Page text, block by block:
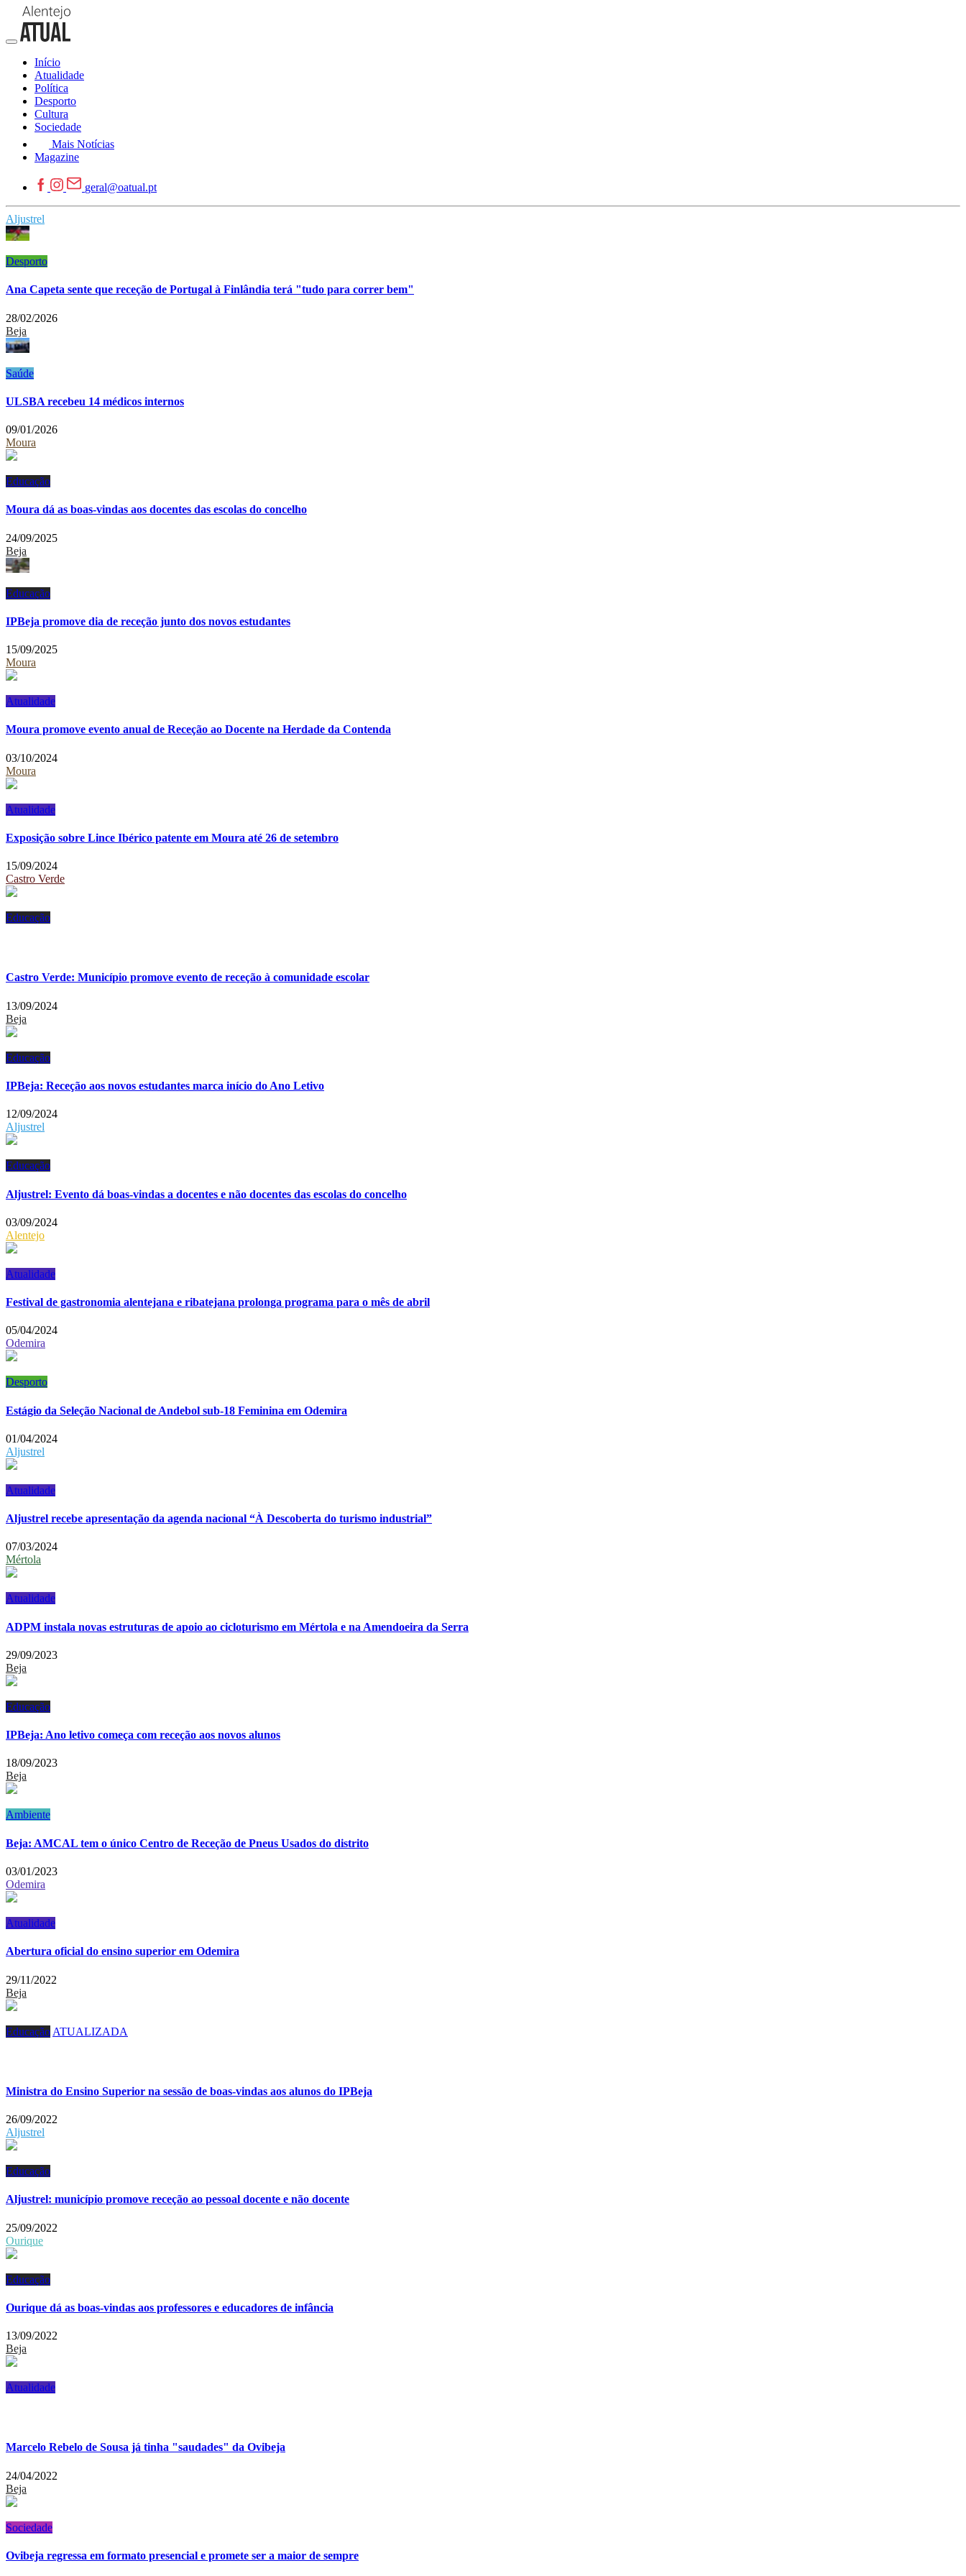
Início
Atualidade
Política
Desporto
Cultura
Sociedade
Mais Notícias
Magazine
geral@oatual.pt
Aljustrel
Desporto
Ana Capeta sente que receção de Portugal à Finlândia terá "tudo para correr bem"
28/02/2026
Beja
Saúde
ULSBA recebeu 14 médicos internos
09/01/2026
Moura
Educação
Moura dá as boas-vindas aos docentes das escolas do concelho
24/09/2025
Beja
Educação
IPBeja promove dia de receção junto dos novos estudantes
15/09/2025
Moura
Atualidade
Moura promove evento anual de Receção ao Docente na Herdade da Contenda
03/10/2024
Moura
Atualidade
Exposição sobre Lince Ibérico patente em Moura até 26 de setembro
15/09/2024
Castro Verde
Educação
Castro Verde: Município promove evento de receção à comunidade escolar
13/09/2024
Beja
Educação
IPBeja: Receção aos novos estudantes marca início do Ano Letivo
12/09/2024
Aljustrel
Educação
Aljustrel: Evento dá boas-vindas a docentes e não docentes das escolas do concelho
03/09/2024
Alentejo
Atualidade
Festival de gastronomia alentejana e ribatejana prolonga programa para o mês de abril
05/04/2024
Odemira
Desporto
Estágio da Seleção Nacional de Andebol sub-18 Feminina em Odemira
01/04/2024
Aljustrel
Atualidade
Aljustrel recebe apresentação da agenda nacional “À Descoberta do turismo industrial”
07/03/2024
Mértola
Atualidade
ADPM instala novas estruturas de apoio ao cicloturismo em Mértola e na Amendoeira da Serra
29/09/2023
Beja
Educação
IPBeja: Ano letivo começa com receção aos novos alunos
18/09/2023
Beja
Ambiente
Beja: AMCAL tem o único Centro de Receção de Pneus Usados do distrito
03/01/2023
Odemira
Atualidade
Abertura oficial do ensino superior em Odemira
29/11/2022
Beja
Educação ATUALIZADA
Ministra do Ensino Superior na sessão de boas-vindas aos alunos do IPBeja
26/09/2022
Aljustrel
Educação
Aljustrel: município promove receção ao pessoal docente e não docente
25/09/2022
Ourique
Educação
Ourique dá as boas-vindas aos professores e educadores de infância
13/09/2022
Beja
Atualidade
Marcelo Rebelo de Sousa já tinha "saudades" da Ovibeja
24/04/2022
Beja
Sociedade
Ovibeja regressa em formato presencial e promete ser a maior de sempre